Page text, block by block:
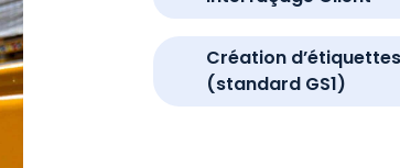
Création d’étiquettes
(standard GS1)